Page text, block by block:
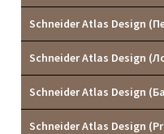
Schneider Atlas Design
Schneider Atlas Design
Schneider Atlas Design
Schneider Atlas Design